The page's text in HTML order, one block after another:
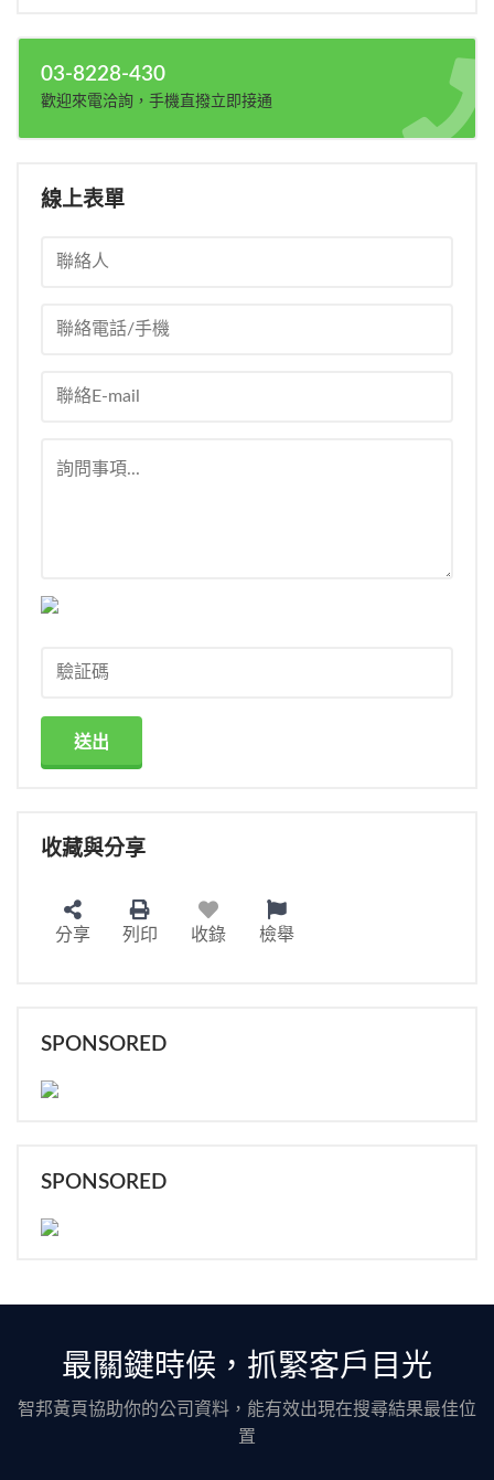
03-8228-430
歡迎來電洽詢，手機直撥立即接通
線上表單
送出
收藏與分享
分享 列印 收錄 檢舉
SPONSORED
SPONSORED
最關鍵時候，抓緊客戶目光
智邦黃頁協助你的公司資料，能有效出現在搜尋結果最佳位
置